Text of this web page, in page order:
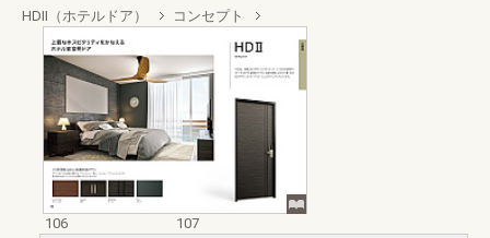
HDII（ホテルドア） コンセプト
106
107